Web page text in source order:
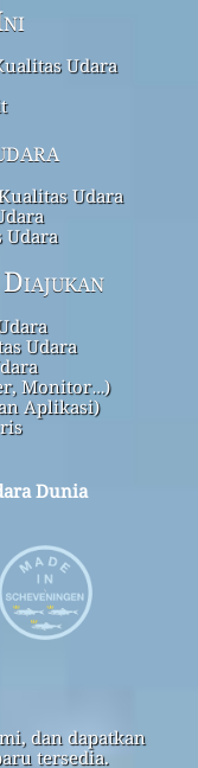
Udara
Udara
Udara
Udara
Monitor…)
Aplikasi)
Dunia
dan dapatkan
tersedia.